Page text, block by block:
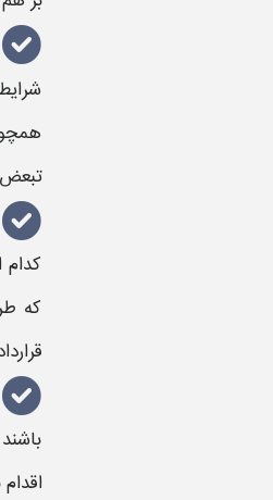
کدام
که
اقدام